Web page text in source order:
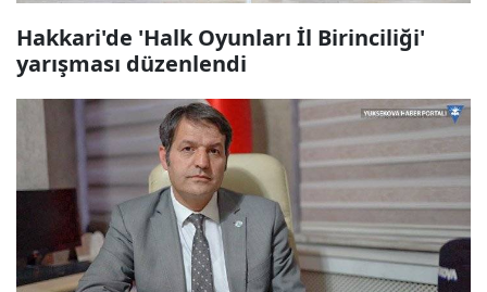
Hakkari'de 'Halk Oyunları İl Birinciliği'
yarışması düzenlendi